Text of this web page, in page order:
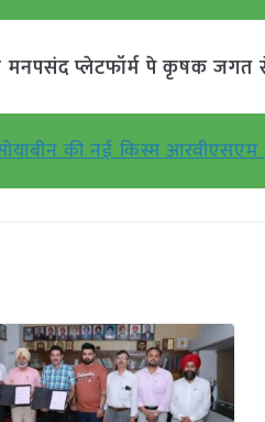
प्लेटफॉर्म पे कृषक जगत
की नई किस्म